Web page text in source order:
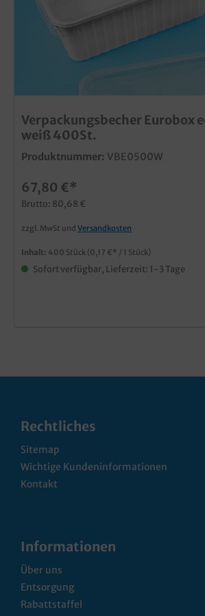
Verpackungsbecher Eurobox
weiß 400St.
Produktnummer: VBE0500W
67,80 €*
Brutto: 80,68 €
zzgl. MwSt und Versandkosten
Inhalt: 400 Stück (0,17 €* / 1 Stück)
Sofort verfügbar, Lieferzeit: 1-3 Tage
Rechtliches
Sitemap
Wichtige Kundeninformationen
Kontakt
Informationen
Über uns
Entsorgung
Rabattstaffel